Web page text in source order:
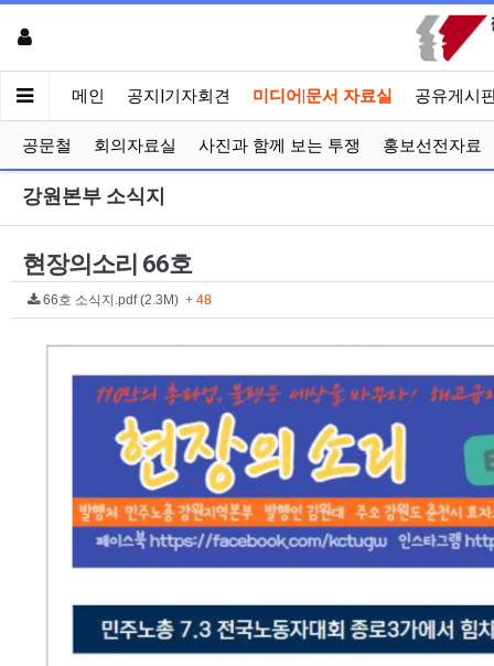
메인 공지|기자회견 미디어|문서 자료실 공유게시
공문철 회의자료실 사진과 함께 보는 투쟁 홍보선전자료
강원본부 소식지
현장의소리 66호
66호 소식지.pdf (2.3M) + 48